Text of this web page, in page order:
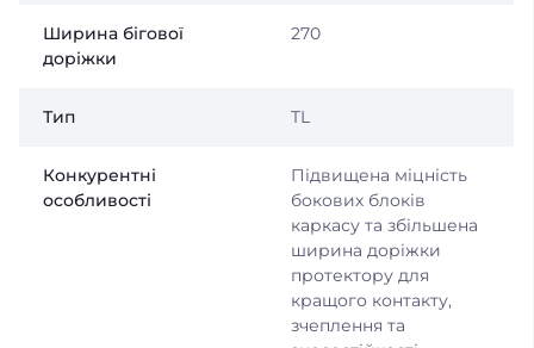
Ширина бігової
доріжки
270
Тип TL
Конкурентні
особливості
Підвищена міцність
бокових блоків
каркасу та збільшена
ширина доріжки
протектору для
кращого контакту,
зчеплення та